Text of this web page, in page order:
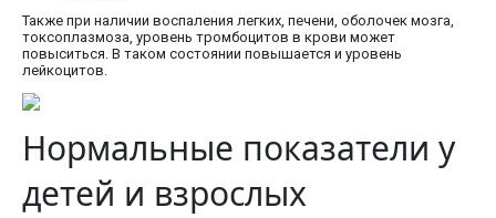
Также при наличии воспаления легких, печени, оболочек мозга,
токсоплазмоза, уровень тромбоцитов в крови может
повыситься. В таком состоянии повышается и уровень
лейкоцитов.
Нормальные показатели у
детей и взрослых